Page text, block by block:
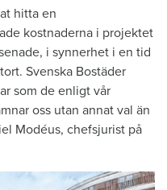
hitta en
kostnaderna i projektet
i synnerhet i en tid
Svenska Bostäder
som de enligt vår
oss utan annat val än
Modéus, chefsjurist på